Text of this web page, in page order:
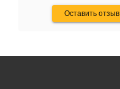
Оставить отзыв